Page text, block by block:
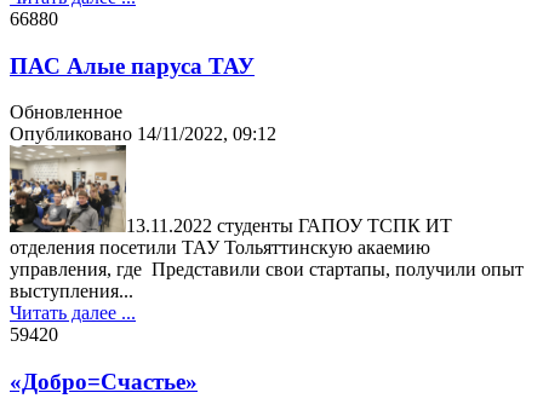
66880
ПАС Алые паруса ТАУ
Обновленное
Опубликовано 14/11/2022, 09:12
13.11.2022 студенты ГАПОУ ТСПК ИТ
отделения посетили ТАУ Тольяттинскую акаемию
управления, где Представили свои стартапы, получили опыт
выступления...
Читать далее ...
59420
«Добро=Счастье»